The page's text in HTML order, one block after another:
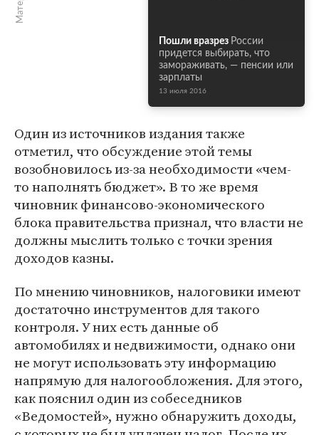
Пошли вразрез России
придется выбирать, что
замораживать, — пенсии или
зарплаты
13 июля 2016
Один из источников издания также
отметил, что обсуждение этой темы
возобновилось из-за необходимости «чем-
то наполнять бюджет». В то же время
чиновник финансово-экономического
блока правительства признал, что власти не
должны мыслить только с точки зрения
доходов казны.
По мнению чиновников, налоговики имеют
достаточно инструментов для такого
контроля. У них есть данные об
автомобилях и недвижимости, однако они
не могут использовать эту информацию
напрямую для налогообложения. Для этого,
как пояснил один из собеседников
«Ведомостей», нужно обнаружить доходы,